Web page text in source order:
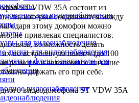
для видеонаблюдения
для видеонаблюдения
диски для видеонаблюдения
и флеш накопители для
видеонаблюдение
ST VDW 35A состоит из
которые соединяются между
этому домофон можно
не привлекая специалистов.
возможность делать
во встроенную память (до 100
размеры и автономное питание
держать его при себе.
видеодомофона ST VDW 35A